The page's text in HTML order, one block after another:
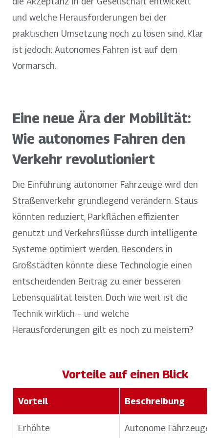
und welche Herausforderungen bei der
praktischen Umsetzung noch zu lösen sind. Klar
ist jedoch: Autonomes Fahren ist auf dem
Vormarsch.
Eine neue Ära der Mobilität:
Wie autonomes Fahren den
Verkehr revolutioniert
Die Einführung autonomer Fahrzeuge wird den
Straßenverkehr grundlegend verändern. Staus
könnten reduziert, Parkflächen effizienter
genutzt und Verkehrsflüsse durch intelligente
Systeme optimiert werden. Besonders in
Großstädten könnte diese Technologie einen
entscheidenden Beitrag zu einer besseren
Lebensqualität leisten. Doch wie weit ist die
Technik wirklich – und welche
Herausforderungen gilt es noch zu meistern?
Vorteile auf einen Blick
Vorteil Beschreibung
Erhöhte Autonome Fahrzeuge